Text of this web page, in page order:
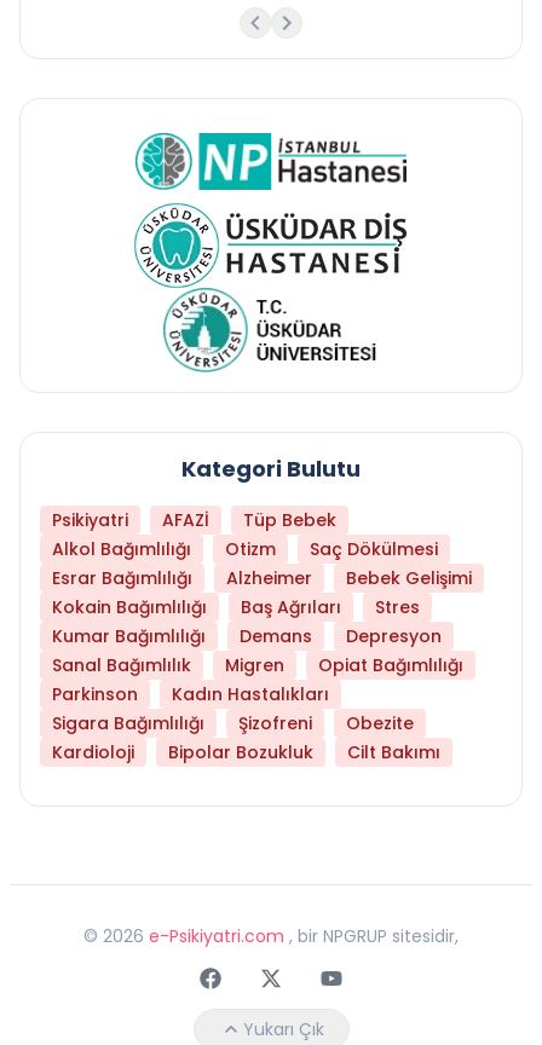
Kategori Bulutu
Psikiyatri AFAZİ
Tüp Bebek
Alkol Bağımlılığı
Otizm
Saç Dökülmesi
Esrar Bağımlılığı
Alzheimer
Bebek Gelişimi
Kokain Bağımlılığı
Baş Ağrıları
Stres
Kumar Bağımlılığı
Demans
Depresyon
Sanal Bağımlılık
Migren
Opiat Bağımlılığı
Parkinson
Kadın Hastalıkları
Sigara Bağımlılığı
Şizofreni
Obezite
Kardioloji
Bipolar Bozukluk Cilt Bakımı
© 2026 e-Psikiyatri.com , bir NPGRUP sitesidir,
FaceebokTwitterYoutube
Yukarı Çık